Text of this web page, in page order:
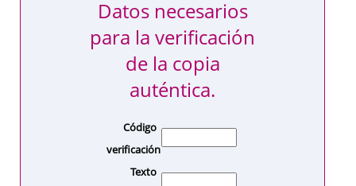
Datos necesarios
para la verificación
de la copia
auténtica.
Código
verificación
Texto